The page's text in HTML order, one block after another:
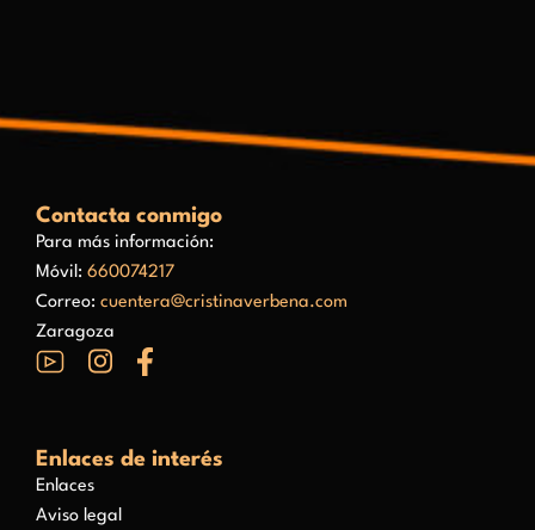
Contacta conmigo
Para más información:
Móvil: 660074217
Correo: cuentera@cristinaverbena.com
Zaragoza
Enlaces de interés
Enlaces
Aviso legal